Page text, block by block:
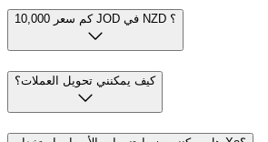
كم سعر 10,000 JOD في NZD ؟
كيف يمكنني تحويل العملات؟